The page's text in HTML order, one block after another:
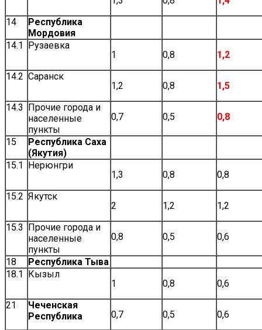
14
Республика
Мордовия
14.1 Рузаевка
1
0,8
1,2
14.2 Саранск
1,2
0,8
1,5
14.3 Прочие города и
населенные
пункты
0,7 0,5 0,8
15
Республика Саха
(Якутия)
15.1 Нерюнгри
1,3
0,8
0,8
15.2 Якутск
2
1,2
1,2
15.3 Прочие города и
населенные
пункты
0,8 0,5 0,6
18
Республика Тыва
18.1 Кызыл
1
0,8
0,6
21
Чеченская
Республика
0,7 0,5
0,6